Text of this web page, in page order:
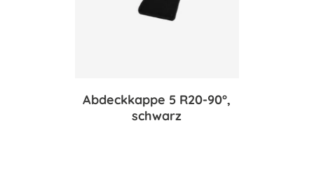
Abdeckkappe 5 R20-90°,
schwarz